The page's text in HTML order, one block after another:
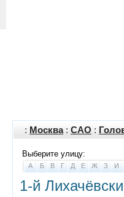
: Москва: САО :
Выберите улицу:
А Б В Г Д Е Ж З И
1-й